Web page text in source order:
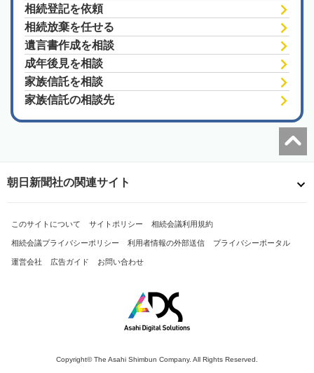
相続登記を依頼
相続放棄を任せる
遺言書作成を相談
成年後見を相談
家族信託を相談
家族信託の相談先
朝日新聞社の関連サイト
このサイトについて サイトポリシー 相続会議利用規約
相続会議プライバシーポリシー 利用者情報の外部送信 プライバシーポータル
運営会社 広告ガイド お問い合わせ
Copyright© The Asahi Shimbun Company. All Rights Reserved.